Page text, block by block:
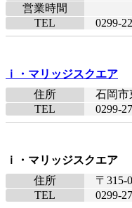
営業時間
TEL
0299-
ｉ・マリッジスクエア
住所
石岡市
TEL
0299-
ｉ・マリッジスクエア
住所
〒315-
TEL
0299-